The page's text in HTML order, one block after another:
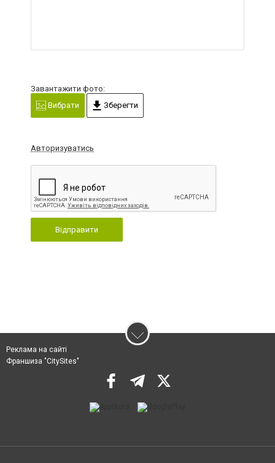
Завантажити фото:
Вибрати
Зберегти
Авторизуватись
Відправити
Реклама на сайті
Франшиза "CitySites"